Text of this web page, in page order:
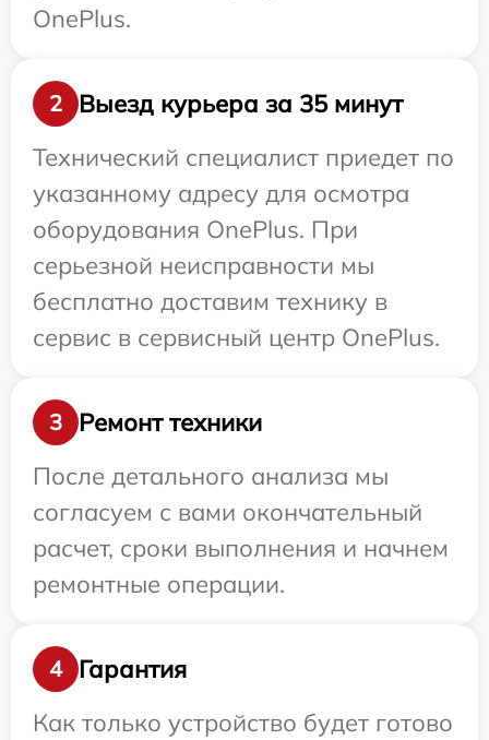
OnePlus.
2
Выезд курьера за 35 минут
Технический специалист приедет по
указанному адресу для осмотра
оборудования OnePlus. При
серьезной неисправности мы
бесплатно доставим технику в
сервис в сервисный центр OnePlus.
3
Ремонт техники
После детального анализа мы
согласуем с вами окончательный
расчет, сроки выполнения и начнем
ремонтные операции.
4
Гарантия
Как только устройство будет готово